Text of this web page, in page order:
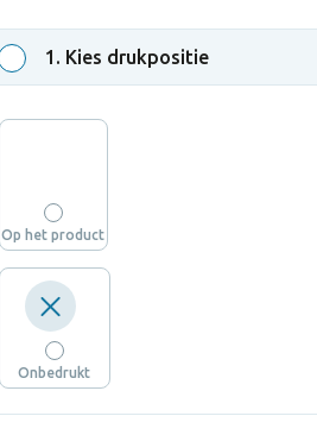
1 . Kies drukpositie
Op het product
Onbedrukt